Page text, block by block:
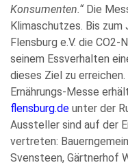
Konsumenten.“Die
Klimaschutzes. Bis
Flensburg e.V. die
seinem Essverhalten
dieses Ziel zu
Ernährungs-Messe
flensburg.de unter der
Aussteller sind auf der
vertreten:
Svensteen, Gärtnerhof